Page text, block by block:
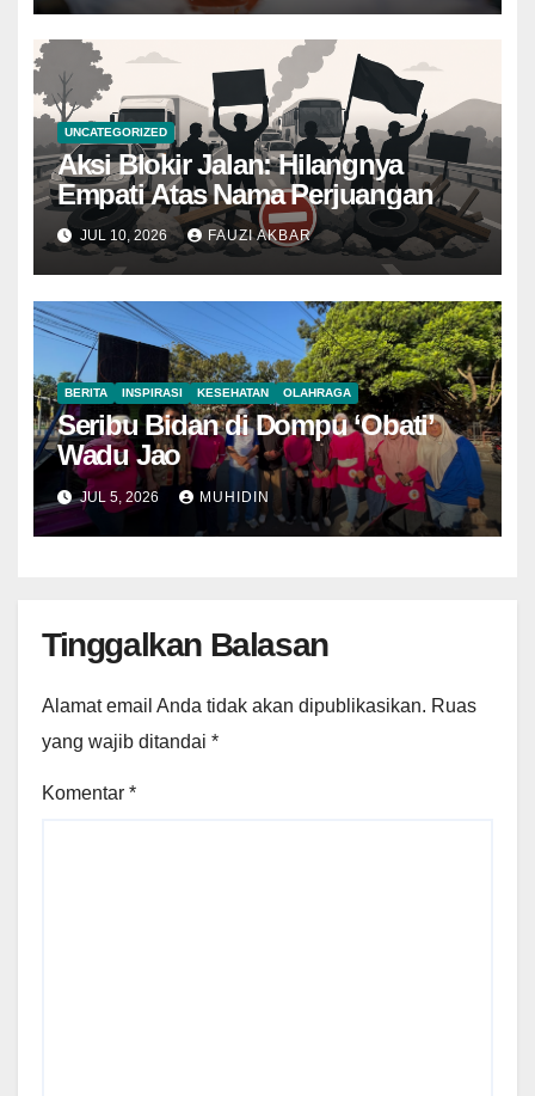
UNCATEGORIZED
Aksi Blokir Jalan: Hilangnya
Empati Atas Nama Perjuangan
JUL 10, 2026 FAUZI AKBAR
BERITA INSPIRASI KESEHATAN OLAHRAGA
Seribu Bidan di Dompu ‘Obati’
Wadu Jao
JUL 5, 2026 MUHIDIN
Tinggalkan Balasan
Alamat email Anda tidak akan dipublikasikan. Ruas
yang wajib ditandai *
Komentar *